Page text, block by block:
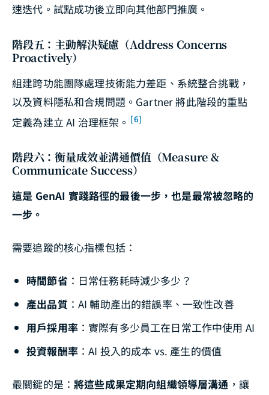
速迭代。試點成功後立即向其他部門推廣。
階段五：主動解決疑慮（Address Concerns
Proactively）
組建跨功能團隊處理技術能力差距、系統整合挑戰，
以及資料隱私和合規問題。Gartner 將此階段的重點
定義為建立 AI 治理框架。 [6]
階段六：衡量成效並溝通價值（Measure &
Communicate Success）
這是 GenAI 實踐路徑的最後一步，也是最常被忽略的
一步。
需要追蹤的核心指標包括：
時間節省 ：日常任務耗時減少多少？
產出品質：AI 輔助產出的錯誤率、一致性改善
用戶採用率：實際有多少員工在日常工作中使用 AI
投資報酬率：AI 投入的成本 vs. 產生的價值
最關鍵的是：將這些成果定期向組織領導層溝通 ，讓